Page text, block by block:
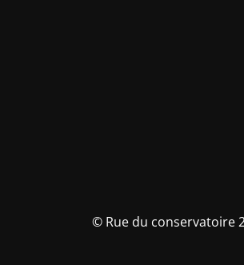
© Rue du conservatoire